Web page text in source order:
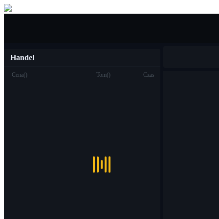
Handel
Cena() Tom() Czas